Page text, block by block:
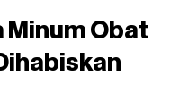
Minum Obat